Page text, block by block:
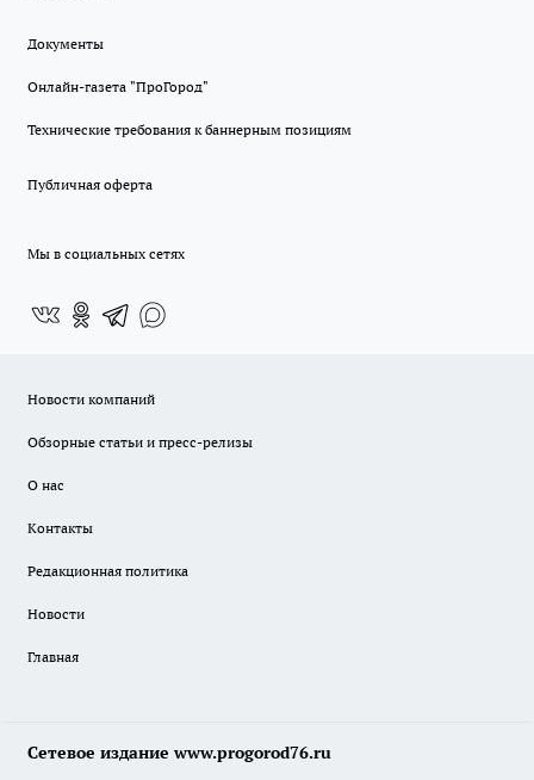
Документы
Онлайн-газета "ПроГород"
Технические требования к баннерным позициям
Публичная оферта
Мы в социальных сетях
Новости компаний
Обзорные статьи и пресс-релизы
О нас
Контакты
Редакционная политика
Новости
Главная
Сетевое издание www.progorod76.ru